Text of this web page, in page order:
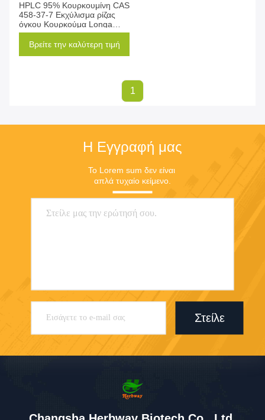
HPLC 95% Κουρκουμίνη CAS
458-37-7 Εκχύλισμα ρίζας
όγκου Κουρκούμα Longa
Linn
Βρείτε την καλύτερη τιμή
1
Η Εγγραφή μας
Το Lorem sum δεν είναι
απλά τυχαίο κείμενο.
Στείλε